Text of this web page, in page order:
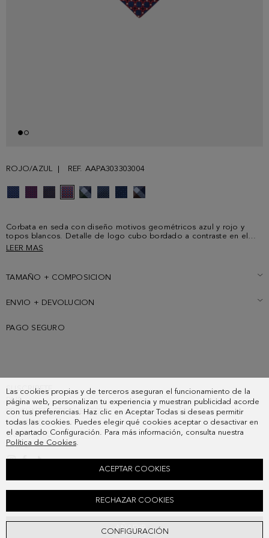
Las cookies propias y de terceros aseguran el funcionamiento de la
página web, personalizan tu experiencia y muestran publicidad acorde
con tus preferencias. Haz clic en Aceptar Todas si deseas permitir
todas las cookies. Puedes elegir qué cookies aceptar o desactivar en
el apartado Configuración. Para más información, consulta nuestra
Política de Cookies.
CONFIGURACIÓN
RECHAZAR COOKIES
ACEPTAR COOKIES
ROJO/AZUL REF. AAPA303303004
AÑADIR
Corbata en seda con diseño motivos geométricos azul y rojo y
topos blancos. Detalle de logo cubo bordado a contraste en el
bajo delantero.
LEER MAS
TAMAÑO + COMPOSICION
ENVIO + DEVOLUCION
PAGO SEGURO
SUSCRIBETE
PAIS
PREGUNTAS FRECUENTES
MIS PEDIDOS
CONTACTO
LEGAL